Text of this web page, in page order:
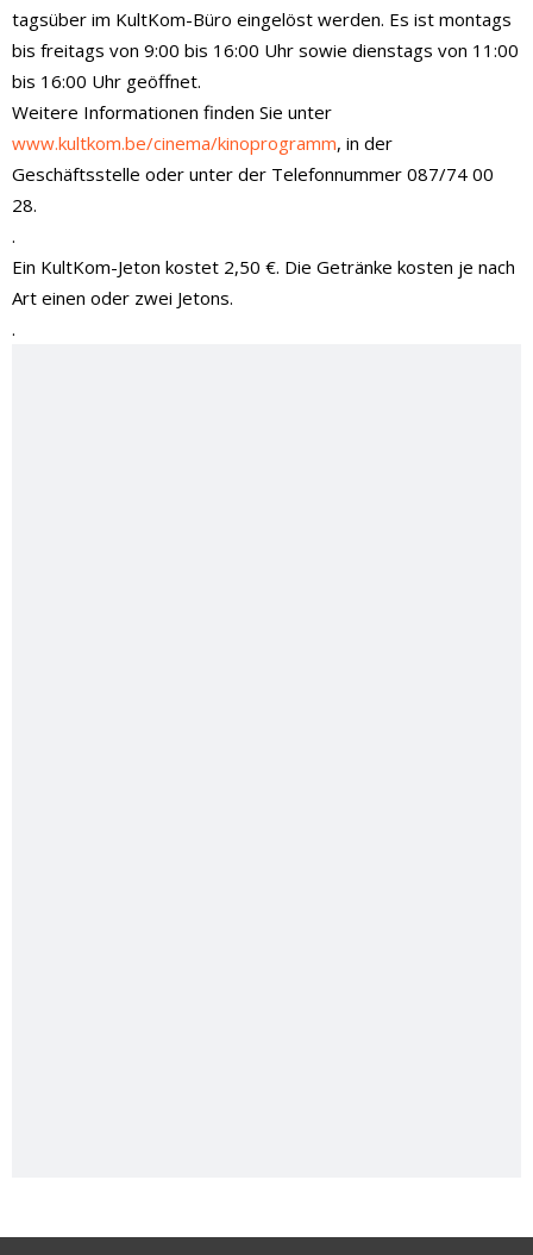
tagsüber im KultKom-Büro eingelöst werden. Es ist montags
bis freitags von 9:00 bis 16:00 Uhr sowie dienstags von 11:00
bis 16:00 Uhr geöffnet.
Weitere Informationen finden Sie unter
www.kultkom.be/cinema/kinoprogramm, in der
Geschäftsstelle oder unter der Telefonnummer 087/74 00
28.
.
Ein KultKom-Jeton kostet 2,50 €. Die Getränke kosten je nach
Art einen oder zwei Jetons.
.